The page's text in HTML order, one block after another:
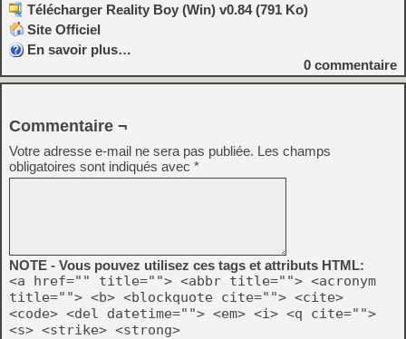
Télécharger Reality Boy (Win) v0.84 (791 Ko)
Site Officiel
En savoir plus…
0 commentaire
Commentaire ¬
Votre adresse e-mail ne sera pas publiée. Les champs
obligatoires sont indiqués avec *
NOTE - Vous pouvez utilisez ces tags et attributs HTML:
<a href="" title=""> <abbr title=""> <acronym
title=""> <b> <blockquote cite=""> <cite>
<code> <del datetime=""> <em> <i> <q cite="">
<s> <strike> <strong>